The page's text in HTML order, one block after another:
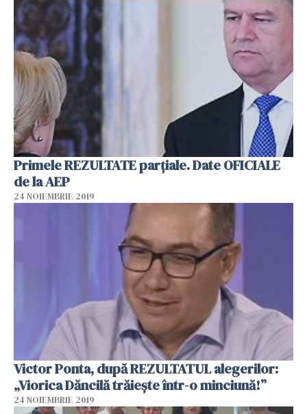
Primele REZULTATE parțiale. Date OFICIALE
de la AEP
24 NOIEMBRIE 2019
Victor Ponta, după REZULTATUL alegerilor:
„Viorica Dăncilă trăiește într-o minciună!”
24 NOIEMBRIE 2019